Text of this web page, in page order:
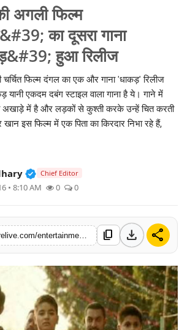
अगली फिल्म
का दूसरा गाना
हुआ रिलीज
फिल्म दंगल का एक और गाना 'धाकड़' रिलीज
यानी एकदम दबंग स्टाइल वाला गाना है ये। गाने में
अखाड़े में है और लड़कों से कुश्ती करके उन्हें चित करती
इस फिल्म में एक पिता का किरदार निभा रहे हैं,
Verified Public Figure • 30 Mar,
Chief Editor
• 8:10 AM 0 0
content_copy download share